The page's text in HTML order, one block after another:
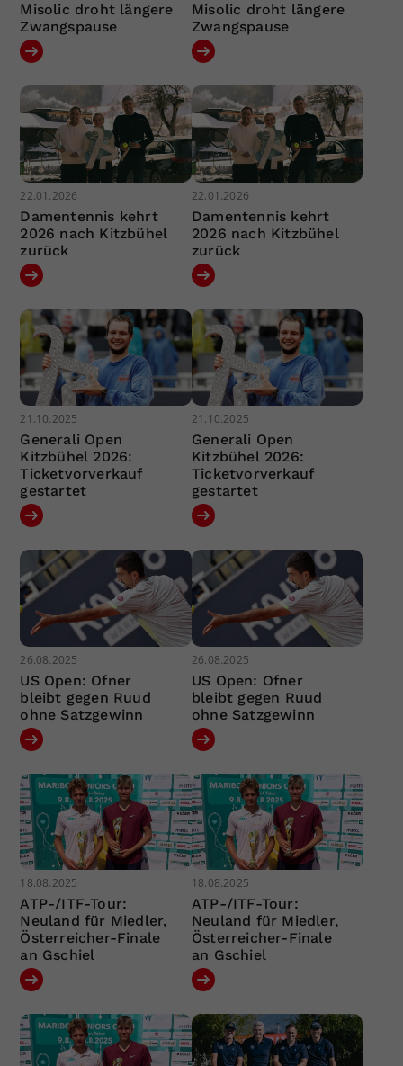
Misolic droht längere
Zwangspause
Misolic droht längere
Zwangspause
22.01.2026
Damentennis kehrt
2026 nach Kitzbühel
zurück
22.01.2026
Damentennis kehrt
2026 nach Kitzbühel
zurück
21.10.2025
Generali Open
Kitzbühel 2026:
Ticketvorverkauf
gestartet
21.10.2025
Generali Open
Kitzbühel 2026:
Ticketvorverkauf
gestartet
26.08.2025
US Open: Ofner
bleibt gegen Ruud
ohne Satzgewinn
26.08.2025
US Open: Ofner
bleibt gegen Ruud
ohne Satzgewinn
18.08.2025
ATP-/ITF-Tour:
Neuland für Miedler,
Österreicher-Finale
an Gschiel
18.08.2025
ATP-/ITF-Tour:
Neuland für Miedler,
Österreicher-Finale
an Gschiel